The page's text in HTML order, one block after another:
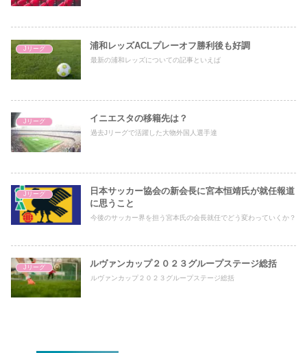
Jリーグ 浦和レッズACLプレーオフ勝利後も好調
最新の浦和レッズについての記事といえば
Jリーグ イニエスタの移籍先は？
過去Jリーグで活躍した大物外国人選手達
Jリーグ
日本サッカー協会の新会長に宮本恒靖氏が就任報道
に思うこと
今後のサッカー界を担う宮本氏の会長就任でどう変わっていくか？
Jリーグ ルヴァンカップ２０２３グループステージ総括
ルヴァンカップ２０２３グループステージ総括